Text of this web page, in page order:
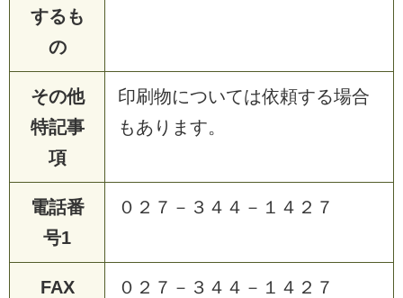
するも
の
その他
特記事
項
印刷物については依頼する場合
もあります。
電話番
号1
０２７－３４４－１４２７
FAX ０２７－３４４－１４２７